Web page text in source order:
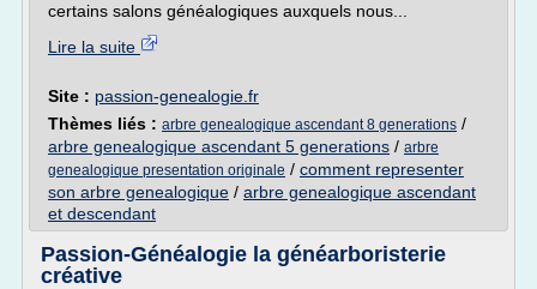
certains salons généalogiques auxquels nous...
Lire la suite
Site : passion-genealogie.fr
Thèmes liés : arbre genealogique ascendant 8 generations /
arbre genealogique ascendant 5 generations / arbre
genealogique presentation originale / comment representer
son arbre genealogique / arbre genealogique ascendant
et descendant
Passion-Généalogie la généarboristerie
créative